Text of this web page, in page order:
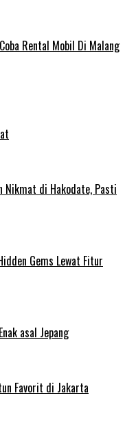
Rental Mobil Di Malang
Nikmat di Hakodate, Pasti
Gems Lewat Fitur
asal Jepang
Favorit di Jakarta